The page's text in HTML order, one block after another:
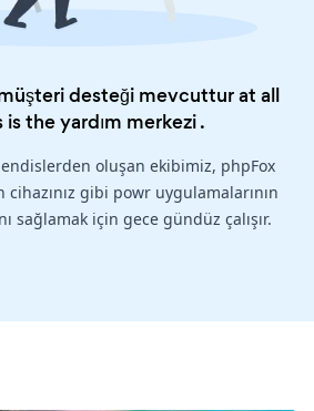
desteği mevcuttur at all
is theyardım merkezi.
oluşan ekibimiz, phpFox
cihazınız gibi powr uygulamalarının
sağlamak için gece gündüz çalışır.